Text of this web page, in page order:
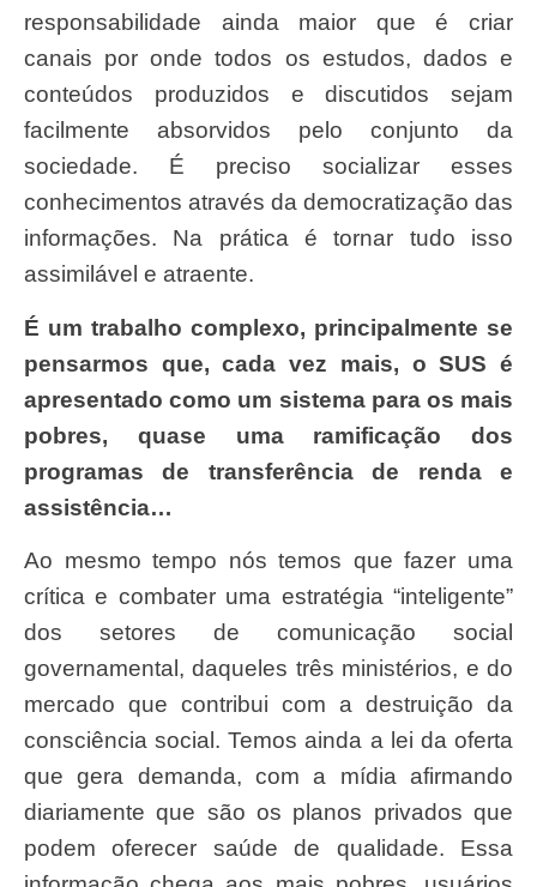
responsabilidade ainda maior que é criar
canais por onde todos os estudos, dados e
conteúdos produzidos e discutidos sejam
facilmente absorvidos pelo conjunto da
sociedade. É preciso socializar esses
conhecimentos através da democratização das
informações. Na prática é tornar tudo isso
assimilável e atraente.
É um trabalho complexo, principalmente se
pensarmos que, cada vez mais, o SUS é
apresentado como um sistema para os mais
pobres, quase uma ramificação dos
programas de transferência de renda e
assistência…
Ao mesmo tempo nós temos que fazer uma
crítica e combater uma estratégia “inteligente”
dos setores de comunicação social
governamental, daqueles três ministérios, e do
mercado que contribui com a destruição da
consciência social. Temos ainda a lei da oferta
que gera demanda, com a mídia afirmando
diariamente que são os planos privados que
podem oferecer saúde de qualidade. Essa